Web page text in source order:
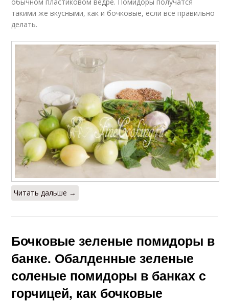
такими же вкусными, как и бочковые, если все правильно
делать.
Читать дальше →
Бочковые зеленые помидоры в
банке. Обалденные зеленые
соленые помидоры в банках с
горчицей, как бочковые